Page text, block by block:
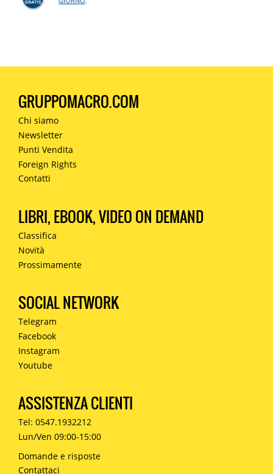
GRUPPOMACRO.COM
Chi siamo
Newsletter
Punti Vendita
Foreign Rights
Contatti
LIBRI, EBOOK, VIDEO ON DEMAND
Classifica
Novità
Prossimamente
SOCIAL NETWORK
Telegram
Facebook
Instagram
Youtube
ASSISTENZA CLIENTI
Tel: 0547.1932212
Lun/Ven 09:00-15:00
Domande e risposte
Contattaci